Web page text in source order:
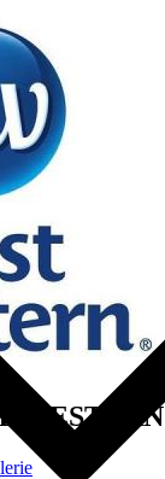
WESTERN